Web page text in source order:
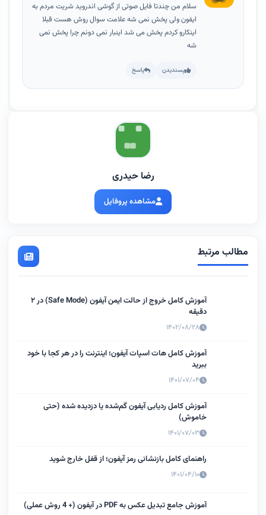
سلام من چندتا فایل صوتی از گوشی اندروید شریت مردم به
ایفون ولی پخش نمی شه علامت سوال روش هست قبلا
اینکارو کردم پخش می شد اینبار نمی دونم چرا پخش نمی
شه
پسندیدن پاسخ
رضا حیدری
مشاهده پروفایل
مطالب مرتبط
آموزش کامل خروج از حالت ایمن آیفون (Safe Mode) در ۲
دقیقه
۱۴۰۲/۰۸/۲۸
آموزش کامل هات اسپات آیفون؛ اینترنت را در هر کجا با خود
ببرید
۱۴۰۱/۰۷/۰۴
آموزش کامل ردیابی آیفون گم‌شده یا دزدیده شده (حتی
خاموش)
۱۴۰۱/۰۷/۰۳
راهنمای کامل بازنشانی رمز آیفون؛ از قفل خارج شوید
۱۴۰۱/۰۴/۱۰
آموزش جامع تبدیل عکس به PDF در آیفون (+ 4 روش عملی)